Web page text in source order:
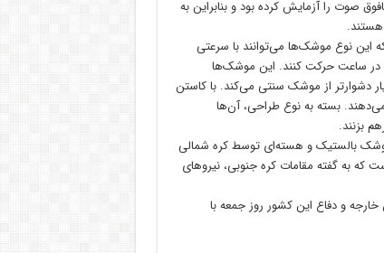
صوت را آزمایش کرده بود و بنابراین به
این نوع موشک‌ها می‌توانند با سرعتی
سرعت صوت (۵ ماخ) یا بیش از ۶۱۰۰ کیلومتر (۳۸۰۰ مایل) در ساعت حرکت کنند. این موشک‌ها
دشوارتر از موشک سنتی می‌کند. با کاستن
بسته به نوع طراحی، آن‌ها
بزنند.
بالستیک و هسته‌ای توسط کره شمالی
که به گفته مقامات کره جنوبی، نیروهای
و دفاع این کشور روز جمعه با